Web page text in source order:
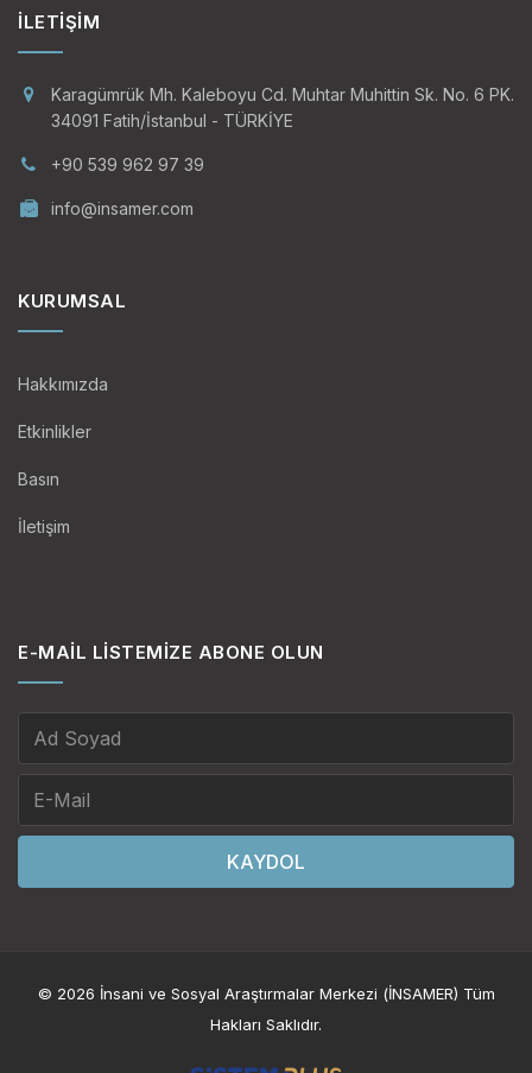
İLETIŞIM
Karagümrük Mh. Kaleboyu Cd. Muhtar Muhittin Sk. No. 6 PK.
34091 Fatih/İstanbul - TÜRKİYE
+90 539 962 97 39
info@insamer.com
KURUMSAL
Hakkımızda
Etkinlikler
Basın
İletişim
E-MAIL LISTEMIZE ABONE OLUN
KAYDOL
© 2026 İnsani ve Sosyal Araştırmalar Merkezi (İNSAMER) Tüm
Hakları Saklıdır.